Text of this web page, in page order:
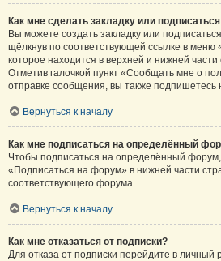
Как мне сделать закладку или
Вы можете создать закладку или
щёлкнув по соответствующей ссылке в меню
которое находится в верхней и нижней
Отметив галочкой пункт «Сообщать мне о
отправке сообщения, вы также подпишетесь
Вернуться к началу
Как мне подписаться на определённый
Чтобы подписаться на определённый
«Подписаться на форум» в нижней части
соответствующего форума.
Вернуться к началу
Как мне отказаться от подписки?
Для отказа от подписки перейдите в личный